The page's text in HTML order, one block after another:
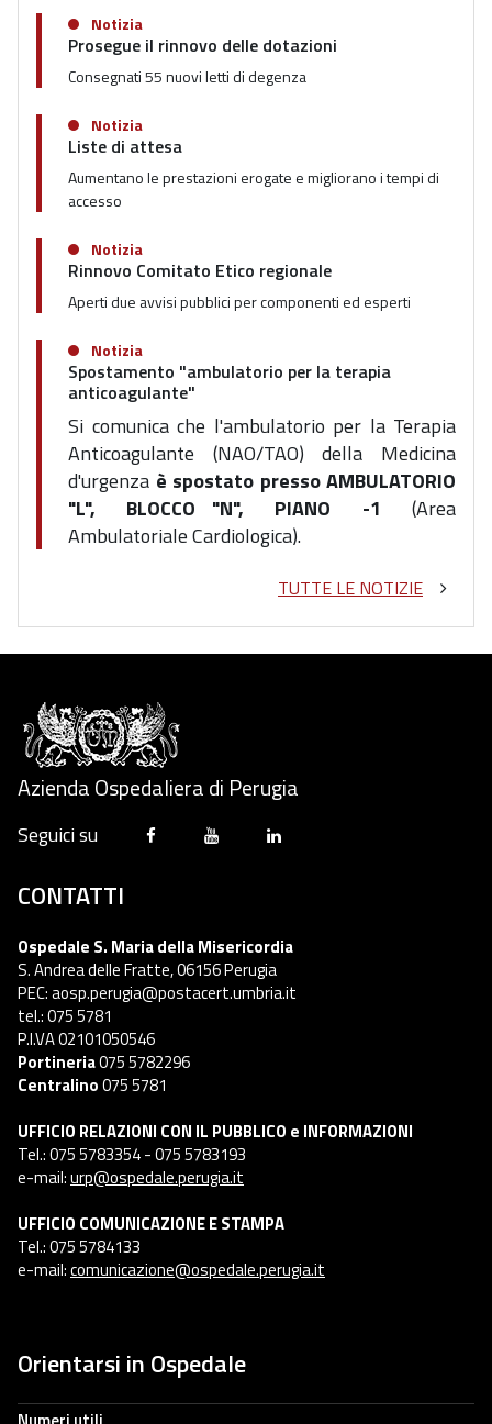
Notizia
Prosegue il rinnovo delle dotazioni
Consegnati 55 nuovi letti di degenza
Notizia
Liste di attesa
Aumentano le prestazioni erogate e migliorano i tempi di
accesso
Notizia
Rinnovo Comitato Etico regionale
Aperti due avvisi pubblici per componenti ed esperti
Notizia
Spostamento "ambulatorio per la terapia
anticoagulante"
Si comunica che l'ambulatorio per la Terapia
Anticoagulante
(NAO/TAO) della Medicina
d'urgenza è spostato presso AMBULATORIO
"L", BLOCCO "N", PIANO -1 (Area
Ambulatoriale Cardiologica).
TUTTE LE NOTIZIE
Azienda Ospedaliera di Perugia
Seguici su
CONTATTI
Ospedale S. Maria della Misericordia
S. Andrea delle Fratte, 06156 Perugia
PEC: aosp.perugia@postacert.umbria.it
tel.: 075 5781
P.I.VA 02101050546
Portineria075 5782296
Centralino075 5781
UFFICIO RELAZIONI CON IL PUBBLICO e INFORMAZIONI
Tel.: 075 5783354 - 075 5783193
e-mail:urp@ospedale.perugia.it
UFFICIO COMUNICAZIONE E STAMPA
Tel.: 075 5784133
e-mail:comunicazione@ospedale.perugia.it
Orientarsi in Ospedale